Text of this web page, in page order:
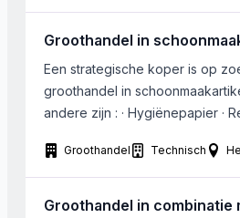
chemische of medische
Groothandel in
Een strategische koper is op
groothandel in
andere zijn : · Hygiënepapier ·
bezems, doeken etc) Het
de 2 en 5 miljoen met een
en een vaste groep van klanten
Groothandel Technisch
Groothandel in combinatie